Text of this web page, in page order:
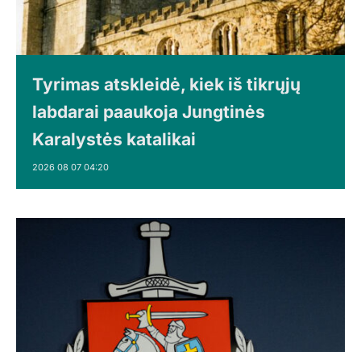
Tyrimas atskleidė, kiek iš tikrųjų
labdarai paaukoja Jungtinės
Karalystės katalikai
2026 08 07 04:20